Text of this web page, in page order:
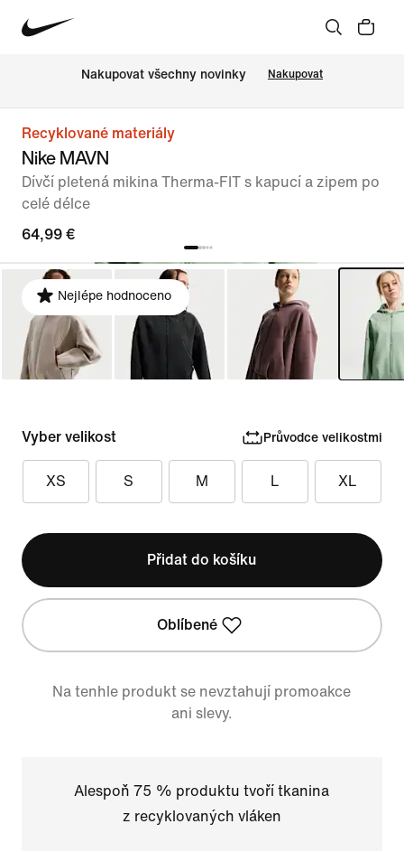
Nakupovat všechny novinky Nakupovat
Recyklované materiály
Nike MAVN
Dívčí pletená mikina Therma-FIT s kapucí a zipem po
celé délce
64,99 €
Nejlépe hodnoceno
Vyber velikost Průvodce velikostmi
XS S M L XL
Přidat do košíku
Oblíbené
Na tenhle produkt se nevztahují promoakce
ani slevy.
Alespoň 75 % produktu tvoří tkanina
z recyklovaných vláken